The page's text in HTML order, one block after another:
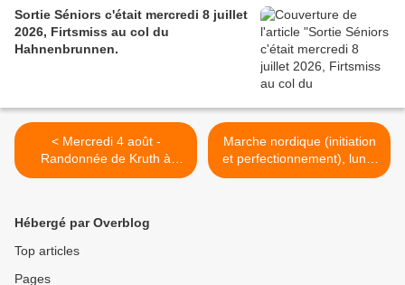
Sortie Séniors c'était mercredi 8 juillet
2026, Firtsmiss au col du
Hahnenbrunnen.
< Mercredi 4 août -
Randonnée de Kruth à
Metzeral
Marche nordique (initiation
et perfectionnement), lundi
9 août 2021 >
Hébergé par Overblog
Top articles
Pages